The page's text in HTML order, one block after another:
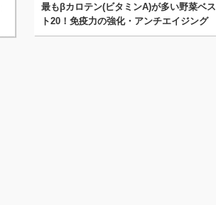
最もβカロテン(ビタミンA)が多い野菜ベス
ト20！免疫力の強化・アンチエイジング